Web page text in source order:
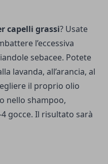
capelli grassi? Usate
l’eccessiva
sebacee. Potete
lavanda, all’arancia, al
il proprio olio
nello shampoo,
gocce. Il risultato sarà